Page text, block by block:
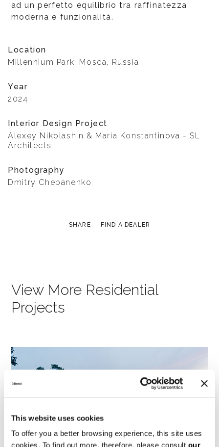
This website uses cookies
To offer you a better browsing experience, this site uses
cookies. To find out more, therefore, please consult our
ad un perfetto equilibrio tra raffinatezza
moderna e funzionalità.
Location
Millennium Park, Mosca, Russia
Year
2024
Interior Design Project
Alexey Nikolashin & Maria Konstantinova - SL
Architects
Photography
Dmitry Chebanenko
SHARE FIND A DEALER
View More Residential
Projects